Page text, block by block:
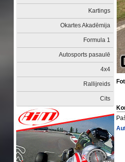
Kartings
Okartes Akadēmija
Formula 1
Autosports pasaulē
4x4
Rallijreids
Cits